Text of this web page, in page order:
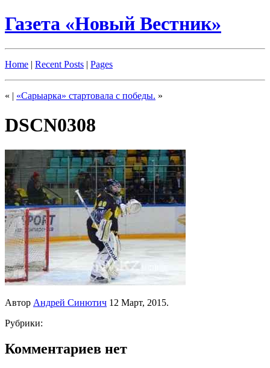
Газета «Новый Вестник»
Home | Recent Posts | Pages
« | «Сарыарка» стартовала с победы. »
DSCN0308
Автор Андрей Синютич 12 Март, 2015.
Рубрики:
Комментариев нет